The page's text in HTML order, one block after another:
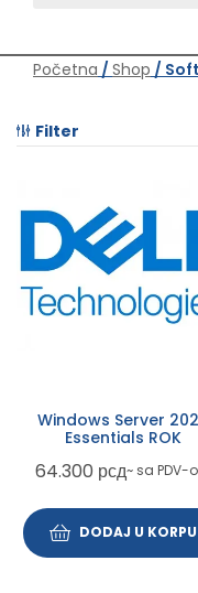
Početna / Shop /
Filter
Windows Server
Essentials ROK
64.300 рсд~ sa PDV-
DODAJ U KORPU